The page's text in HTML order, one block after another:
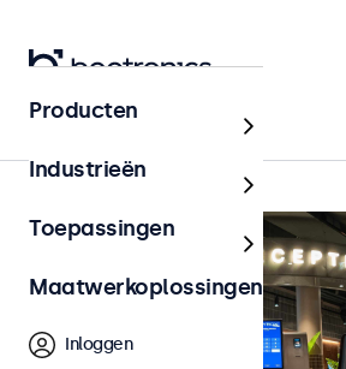
Home
Producten
Industrieën
Toepassingen
Maatwerkoplossingen
Inloggen